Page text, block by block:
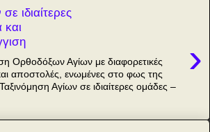
ιδιαίτερες
›
Ορθοδόξων Αγίων με διαφορετικές
αποστολές, ενωμένες στο φως της
Αγίων σε ιδιαίτερες ομάδες –